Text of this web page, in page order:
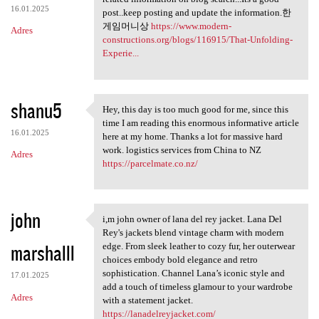
16.01.2025
Adres
post..keep posting and update the information.한
게임머니상 https://www.modern-
constructions.org/blogs/116915/That-Unfolding-
Experie...
shanu5
16.01.2025
Adres
Hey, this day is too much
Hey, this day is too much good for me, since this
time I am reading this enormous informative article
here at my home. Thanks a lot for massive hard
work. logistics services from China to NZ
https://parcelmate.co.nz/
john
marshalll
17.01.2025
Adres
i,m john owner of lana del
i,m john owner of lana del rey jacket. Lana Del
Rey's jackets blend vintage charm with modern
edge. From sleek leather to cozy fur, her outerwear
choices embody bold elegance and retro
sophistication. Channel Lana’s iconic style and
add a touch of timeless glamour to your wardrobe
with a statement jacket.
https://lanadelreyjacket.com/